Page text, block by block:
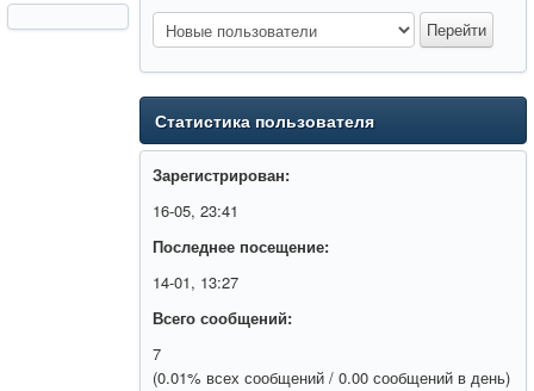
Статистика пользователя
Зарегистрирован:
16-05, 23:41
Последнее посещение:
14-01, 13:27
Всего сообщений:
7
(0.01% всех сообщений / 0.00 сообщений в день)